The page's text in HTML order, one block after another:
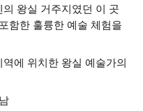
왕실 거주지였던 이 곳
함한 훌륭한 예술 체험을
에 위치한 왕실 예술가의